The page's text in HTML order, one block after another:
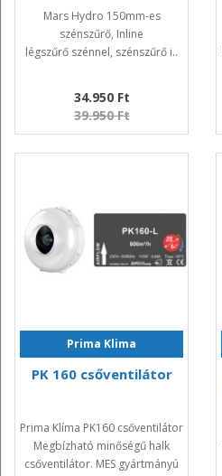
Mars Hydro 150mm-es
szénszűrő, Inline
légszűrő szénnel, szénszűrő i..
34.950 Ft
39.950 Ft
Prima Klima
PK 160 csőventilátor
Prima Klíma PK160 csőventilátor
Megbízható minőségű halk
csőventilátor. MES gyártmányú